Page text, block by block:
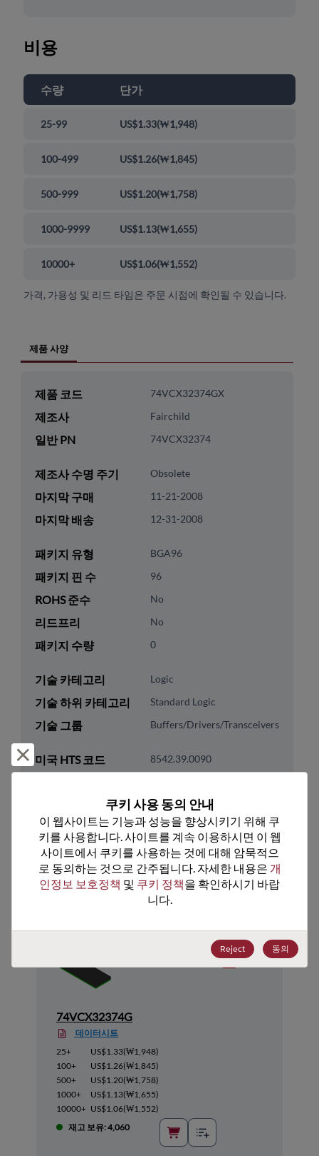
비용
수량 단가
25-99 US$1.33(₩1,948)
100-499 US$1.26(₩1,845)
500-999 US$1.20(₩1,758)
1000-9999 US$1.13(₩1,655)
10000+ US$1.06(₩1,552)
가격, 가용성 및 리드 타임은 주문 시점에 확인될 수 있습니다.
제품 사양
제품 코드 74VCX32374GX
제조사 Fairchild
일반 PN 74VCX32374
제조사 수명 주기 Obsolete
마지막 구매 11-21-2008
마지막 배송 12-31-2008
패키지 유형 BGA96
패키지 핀 수 96
ROHS 준수 No
리드프리 No
패키지 수량 0
기술 카테고리 Logic
기술 하위 카테고리 Standard Logic
기술 그룹 Buffers/Drivers/Transceivers
미국 HTS 코드 8542.39.0090
추천 대체 제품
74VCX32374G
데이터시트
25+
US$1.33(₩1,948)
100+
US$1.26(₩1,845)
500+
US$1.20(₩1,758)
1000+
US$1.13(₩1,655)
10000+ US$1.06(₩1,552)
재고 보유: 4,060
거부 및 닫기
쿠키 사용 동의 안내
이 웹사이트는 기능과 성능을 향상시키기 위해 쿠
키를 사용합니다. 사이트를 계속 이용하시면 이 웹
사이트에서 쿠키를 사용하는 것에 대해 암묵적으
로 동의하는 것으로 간주됩니다. 자세한 내용은 개
인정보 보호정책 및 쿠키 정책을 확인하시기 바랍
니다.
Reject 동의